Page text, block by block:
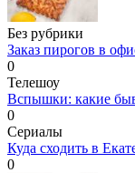
Без рубрики
Заказ пирогов в
0
Телешоу
Вспышки: какие
0
Сериалы
Куда сходить в
0